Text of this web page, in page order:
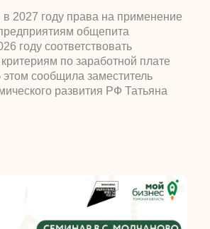
2027 году права на применение
общепита
году соответствовать
по заработной плате
этом сообщила заместитель
развития РФ Татьяна